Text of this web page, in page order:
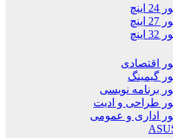
اقتصادی
گیمینگ
برنامه نویسی
طراحی و ادیت
اداری و عمومی